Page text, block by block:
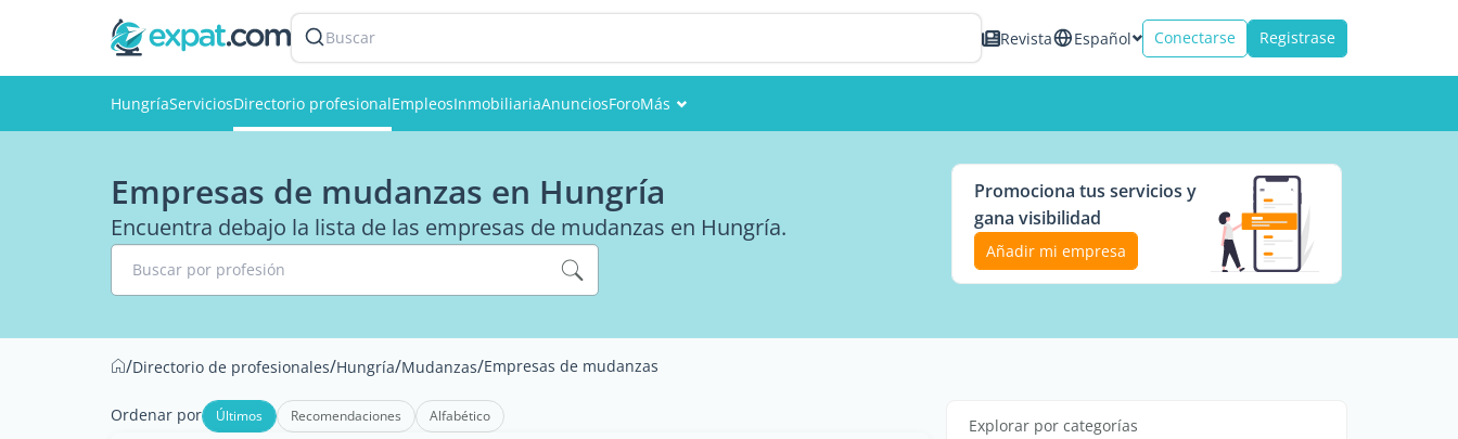
Buscar Revista Español Conectarse Registrase
HungríaServiciosDirectorio profesionalEmpleosInmobiliariaAnunciosForoMás
Miembros
Empresas de mudanzas en Hungría
Encuentra debajo la lista de las empresas de mudanzas en Hungría.
Buscar por profesión
Promociona tus servicios y
gana visibilidad
Añadir mi empresa
/Directorio de profesionales/Hungría/Mudanzas/Empresas de mudanzas
Ordenar por Últimos Recomendaciones Alfabético Explorar por categorías